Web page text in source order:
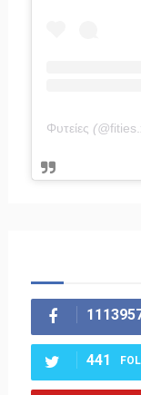
Φυτείες (@
441